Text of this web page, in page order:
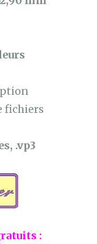
fichiers
.vp3
: